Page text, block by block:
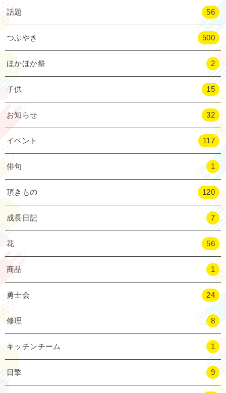
話題 56
つぶやき 500
ほかほか祭 2
子供 15
お知らせ 32
イベント 117
俳句 1
頂きもの 120
成長日記 7
花 56
商品 1
勇士会 24
修理 8
キッチンチーム 1
目撃 9